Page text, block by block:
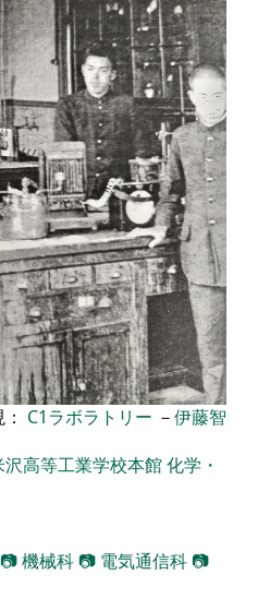
C1ラボラトリー －伊藤智
沢高等工業学校本館化学・
📷機械科📷 電気通信科📷